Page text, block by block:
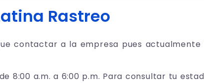
Rastreo
contactar a la empresa pues actualmente
8:00 a.m. a 6:00 p.m. Para consultar tu